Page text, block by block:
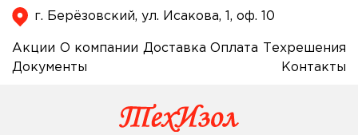
г. Берёзовский, ул. Исакова, 1, оф. 10
Акции О компании Доставка Оплата
Техрешения
Документы
Контакты